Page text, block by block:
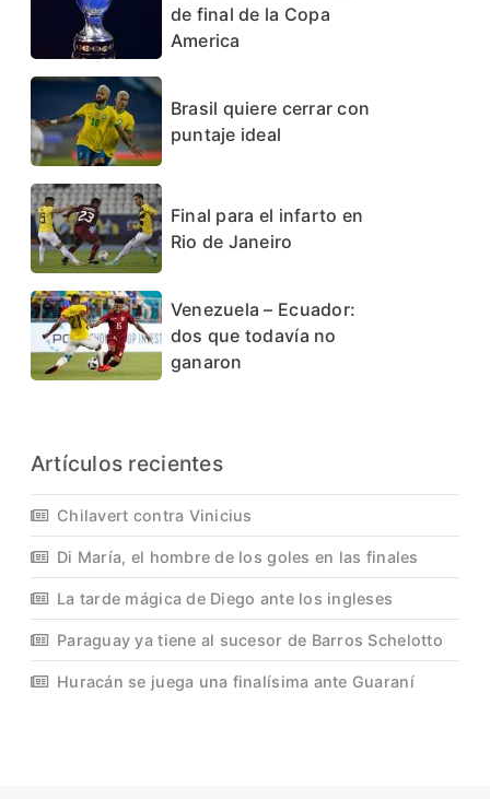
de final de la Copa
America
Brasil quiere cerrar con
puntaje ideal
Final para el infarto en
Rio de Janeiro
Venezuela – Ecuador:
dos que todavía no
ganaron
Artículos recientes
Chilavert contra Vinicius
Di María, el hombre de los goles en las finales
La tarde mágica de Diego ante los ingleses
Paraguay ya tiene al sucesor de Barros Schelotto
Huracán se juega una finalísima ante Guaraní